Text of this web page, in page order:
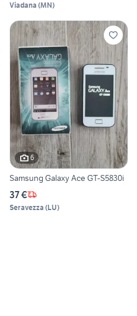
Viadana (MN)
6
Samsung Galaxy Ace GT-S5830i
37 €
Seravezza (LU)